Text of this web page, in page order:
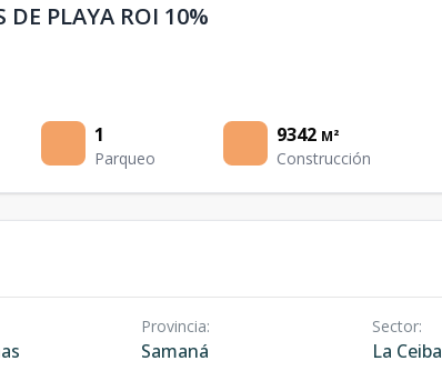
PLAYA ROI 10%
1
Parqueo
9342 M²
Construcción
Provincia:
Samaná
Sector:
La Ceiba